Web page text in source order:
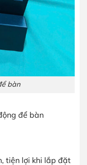
bàn
để bàn
tiện lợi khi lắp đặt